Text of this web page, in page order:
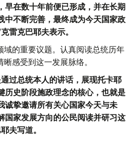
早在数十年前便已形成，并在长期
中不断完善，最终成为今天国家政
雷克巴耶夫表示。
域的重要议题。认真阅读总统历年
感受到这一发展脉络。
过总统本人的讲话，展现托卡耶
历史阶段施政理念的核心，也就是
诚挚邀请所有关心国家今天与未
国家发展方向的公民阅读并研习这
夫写道。